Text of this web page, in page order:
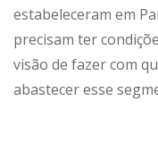
estabeleceram em
precisam ter
visão de fazer com
abastecer esse